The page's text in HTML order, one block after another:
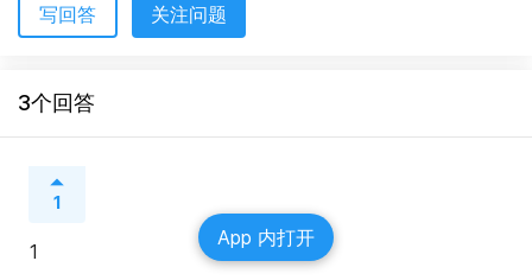
写回答 关注问题
3个回答
1
1
App 内打开